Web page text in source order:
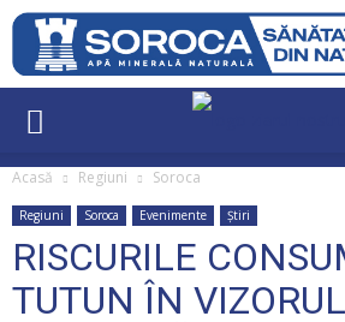
Acasă Regiuni Soroca
Regiuni Soroca Evenimente Știri
RISCURILE
TUTUN ÎN VIZORUL